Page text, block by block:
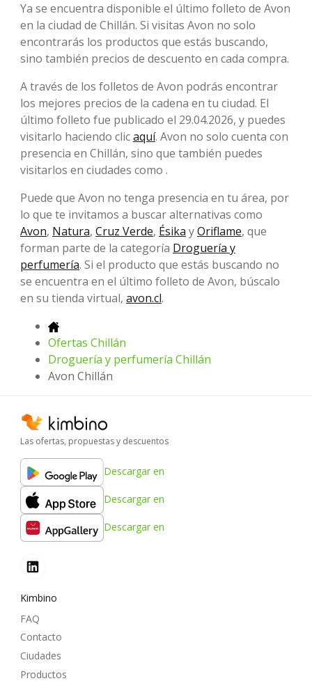
Ya se encuentra disponible el último folleto de Avon
en la ciudad de Chillán. Si visitas Avon no solo
encontrarás los productos que estás buscando,
sino también precios de descuento en cada compra.
A través de los folletos de Avon podrás encontrar
los mejores precios de la cadena en tu ciudad. El
último folleto fue publicado el 29.04.2026, y puedes
visitarlo haciendo clicaquí. Avon no solo cuenta con
presencia en Chillán, sino que también puedes
visitarlos en ciudades como .
Puede que Avon no tenga presencia en tu área, por
lo que te invitamos a buscar alternativas como
Avon, Natura, Cruz Verde, Ésika yOriflame, que
forman parte de la categoría Droguería y
perfumería. Si el producto que estás buscando no
se encuentra en el último folleto de Avon, búscalo
en su tienda virtual, avon.cl.
Ofertas Chillán
Droguería y perfumería Chillán
Avon Chillán
Las ofertas, propuestas y descuentos
Descargar en
Descargar en
Descargar en
Kimbino
FAQ
Contacto
Ciudades
Productos